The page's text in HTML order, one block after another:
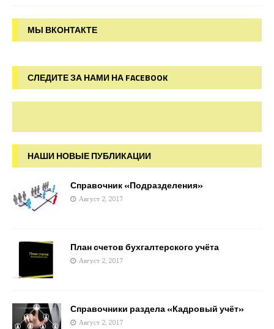
МЫ ВКОНТАКТЕ
СЛЕДИТЕ ЗА НАМИ НА FACEBOOK
НАШИ НОВЫЕ ПУБЛИКАЦИИ
Справочник «Подразделения»
Август 2, 2017
План счетов бухгалтерского учёта
Август 2, 2017
Справочники раздела «Кадровый учёт»
Август 2, 2017